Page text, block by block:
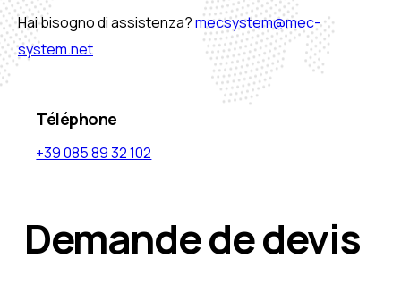
Hai bisogno di assistenza?mecsystem@mec-
system.net
Téléphone
+39 085 89 32 102
Demande de devis